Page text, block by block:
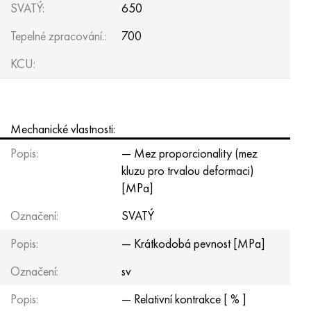
SVATÝ:
650
Tepelné zpracování.:
700
KCU:
Mechanické vlastnosti:
Popis:
— Mez proporcionality (mez
kluzu pro trvalou deformaci)
[MPa]
Označení:
SVATÝ
Popis:
— Krátkodobá pevnost [MPa]
Označení:
sv
Popis:
— Relativní kontrakce [ % ]
Hastelloy C-276
Hastelloy C2000
Hastelloy 3
Udimet 500
40XFA, 1,7223, AISI 4142
45X, 45h, 1,7035
45HN2MFA, k2425, 45hnmf